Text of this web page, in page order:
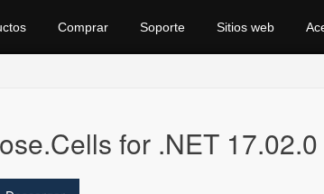
Comprar Soporte Sitios web
for .NET 17.02.0